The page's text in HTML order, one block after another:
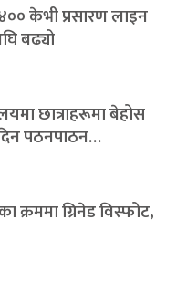
केभी प्रसारण लाइन
बढ्यो
छात्राहरूमा बेहोस
पठनपाठन…
क्रममा ग्रिनेड विस्फोट,